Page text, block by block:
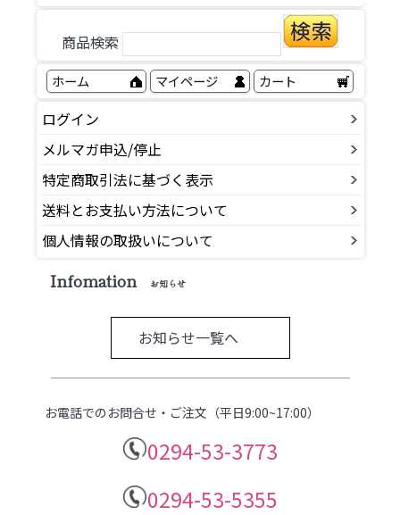
商品検索
ホーム マイページ カート
ログイン
メルマガ申込/停止
特定商取引法に基づく表示
送料とお支払い方法について
個人情報の取扱いについて
Infomation お知らせ
お知らせ一覧へ
お電話でのお問合せ・ご注文（平日9:00~17:00）
0294-53-3773
0294-53-5355